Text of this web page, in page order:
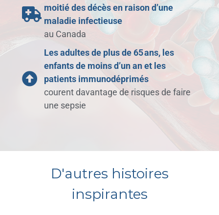
moitié des décès en raison d’une
maladie infectieuse
au Canada
Les adultes de plus de 65 ans, les
enfants de moins d’un an et les
patients immunodéprimés
courent davantage de risques de faire
une sepsie
D'autres histoires
inspirantes